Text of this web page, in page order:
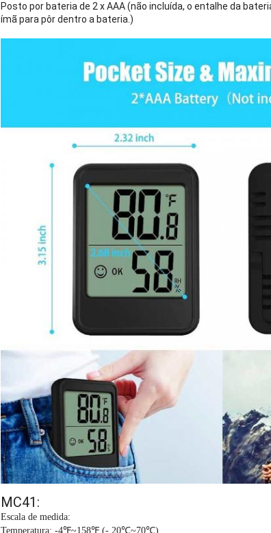
Posto por bateria de 2 x AAA (não incluída, o entalhe da
ímã para pôr dentro a bateria.)
MC41:
Escala de medida:
Temperatura: -4℉~158℉ (- 20℃~70℃)